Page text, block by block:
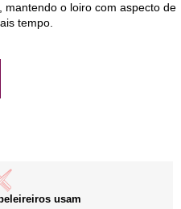
mantendo o loiro com aspecto de
tempo.
usam